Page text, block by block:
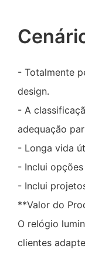
- Totalmente
design.
- A
adequação
- Longa vida
- Inclui
- Inclui
**Valor do
O relógio
clientes